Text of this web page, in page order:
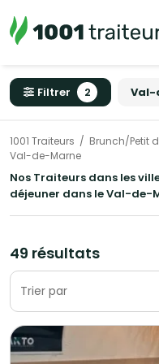
Filtrer 2 Val-
1001 Traiteurs Brunch/Petit
Val-de-Marne
Nos Traiteurs dans les
déjeuner dans le Val-de-
49 résultats
Trier par